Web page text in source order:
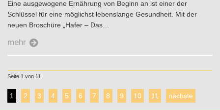
Eine ausgewogene Ernährung von Beginn an ist einer der
Schlüssel für eine möglichst lebenslange Gesundheit. Mit der
neuen Broschüre „Hafer – Das…
mehr
Seite 1 von 11
1 2 3 4 5 6 7 8 9 10 11 nächste